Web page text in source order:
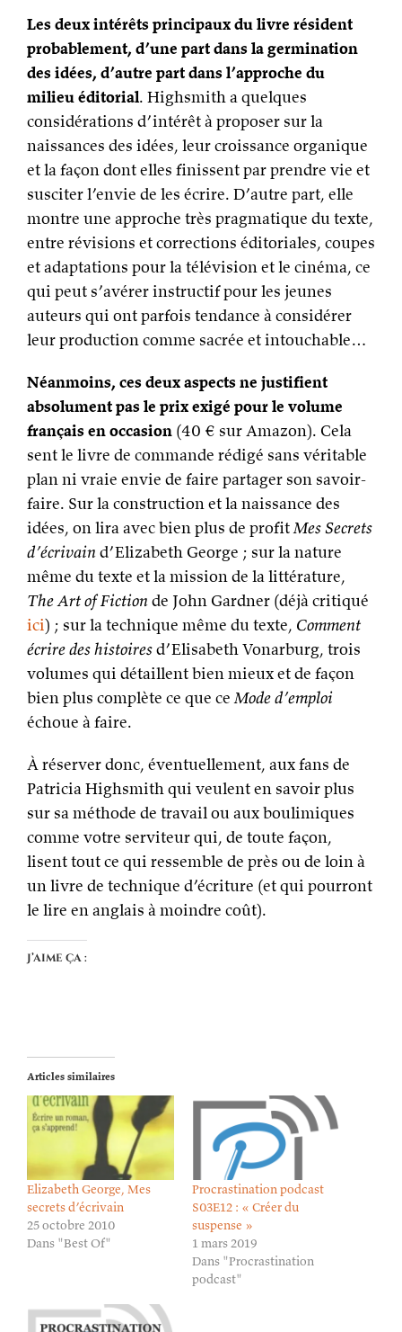
Les deux intérêts principaux du livre résident
probablement, d’une part dans la germination
des idées, d’autre part dans l’approche du
milieu éditorial. Highsmith a quelques
considérations d’intérêt à proposer sur la
naissances des idées, leur croissance organique
et la façon dont elles finissent par prendre vie et
susciter l’envie de les écrire. D’autre part, elle
montre une approche très pragmatique du texte,
entre révisions et corrections éditoriales, coupes
et adaptations pour la télévision et le cinéma, ce
qui peut s’avérer instructif pour les jeunes
auteurs qui ont parfois tendance à considérer
leur production comme sacrée et intouchable…
Néanmoins, ces deux aspects ne justifient
absolument pas le prix exigé pour le volume
français en occasion (40 € sur Amazon). Cela
sent le livre de commande rédigé sans véritable
plan ni vraie envie de faire partager son savoir-
faire. Sur la construction et la naissance des
idées, on lira avec bien plus de profitMes Secrets
d’écrivaind’Elizabeth George ; sur la nature
même du texte et la mission de la littérature,
The Art of Fictionde John Gardner (déjà critiqué
ici) ; sur la technique même du texte, Comment
écrire des histoiresd’Elisabeth Vonarburg, trois
volumes qui détaillent bien mieux et de façon
bien plus complète ce que ceMode d’emploi
échoue à faire.
À réserver donc, éventuellement, aux fans de
Patricia Highsmith qui veulent en savoir plus
sur sa méthode de travail ou aux boulimiques
comme votre serviteur qui, de toute façon,
lisent tout ce qui ressemble de près ou de loin à
un livre de technique d’écriture (et qui pourront
le lire en anglais à moindre coût).
J’aime ça :
Articles similaires
Elizabeth George, Mes
secrets d’écrivain
25 octobre 2010
Dans "Best Of"
Procrastination podcast
S03E12 : « Créer du
suspense »
1 mars 2019
Dans "Procrastination
podcast"